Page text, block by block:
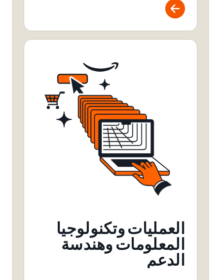
العمليات وتكنولوجيا
المعلومات وهندسة
الدعم